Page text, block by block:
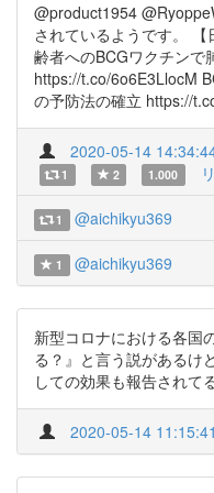
@product1954
されているようです。
齢者へのBCGワクチンで
https://t.co/6o6E3LlocM
の予防法の確立 https://
2020-05-14
1 2 1.000
1 @aichikyu369
1 @aichikyu369
新型コロナにおける各国
る？』と言う説があるけ
しての効果も報告されて
2020-05-14 11:15:41